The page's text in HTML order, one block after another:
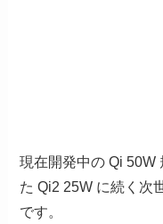
現在開発中の Qi 50W
た Qi2 25W に続く次
です。